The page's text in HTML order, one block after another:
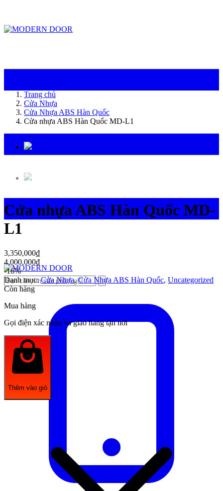
Trang chủ
Cửa Nhựa
Cửa Nhựa ABS Hàn Quốc
Cửa nhựa ABS Hàn Quốc MD-L1
Cửa nhựa ABS Hàn Quốc MD-
L1
3,350,000₫
4,000,000₫
-16%
Danh mục:Cửa Nhựa,Cửa Nhựa ABS Hàn Quốc, Uncategorized
Còn hàng
Mua hàng
Gọi điện xác nhận và giao hàng tận nơi
Thêm vào giỏ